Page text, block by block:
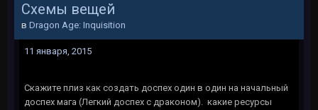
Схемы вещей
в Dragon Age: Inquisition
11 января, 2015
Скажите плиз как создать доспех один в один на начальный
доспех мага (Легкий доспех с драконом). какие ресурсы